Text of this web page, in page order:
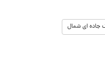
جاده ای شمال